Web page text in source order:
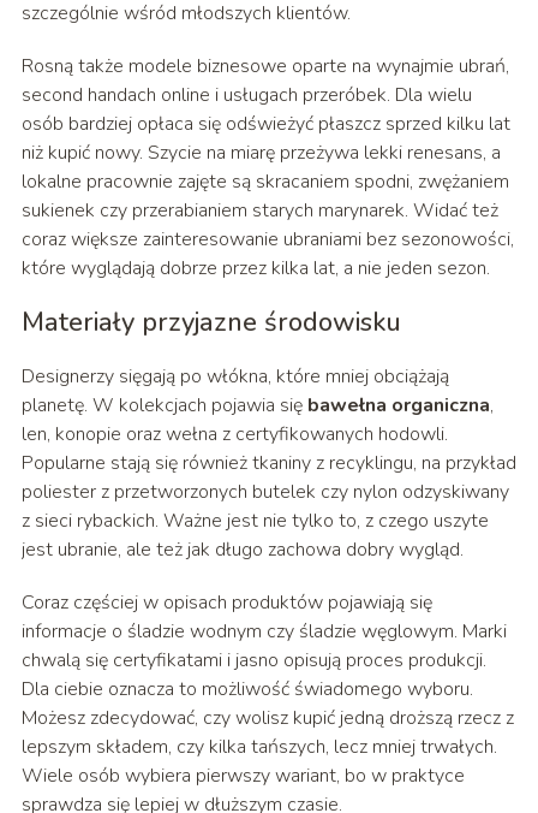
szczególnie wśród młodszych klientów.
Rosną także modele biznesowe oparte na wynajmie ubrań,
second handach online i usługach przeróbek. Dla wielu
osób bardziej opłaca się odświeżyć płaszcz sprzed kilku lat
niż kupić nowy. Szycie na miarę przeżywa lekki renesans, a
lokalne pracownie zajęte są skracaniem spodni, zwężaniem
sukienek czy przerabianiem starych marynarek. Widać też
coraz większe zainteresowanie ubraniami bez sezonowości,
które wyglądają dobrze przez kilka lat, a nie jeden sezon.
Materiały przyjazne środowisku
Designerzy sięgają po włókna, które mniej obciążają
planetę. W kolekcjach pojawia się bawełna organiczna,
len, konopie oraz wełna z certyfikowanych hodowli.
Popularne stają się również tkaniny z recyklingu, na przykład
poliester z przetworzonych butelek czy nylon odzyskiwany
z sieci rybackich. Ważne jest nie tylko to, z czego uszyte
jest ubranie, ale też jak długo zachowa dobry wygląd.
Coraz częściej w opisach produktów pojawiają się
informacje o śladzie wodnym czy śladzie węglowym. Marki
chwalą się certyfikatami i jasno opisują proces produkcji.
Dla ciebie oznacza to możliwość świadomego wyboru.
Możesz zdecydować, czy wolisz kupić jedną droższą rzecz z
lepszym składem, czy kilka tańszych, lecz mniej trwałych.
Wiele osób wybiera pierwszy wariant, bo w praktyce
sprawdza się lepiej w dłuższym czasie.